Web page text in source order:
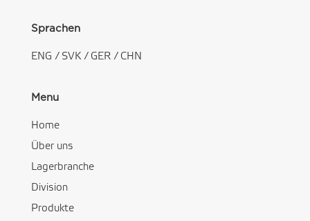
Sprachen
ENG / SVK/ GER/ CHN
Menu
Home
Über uns
Lagerbranche
Division
Produkte